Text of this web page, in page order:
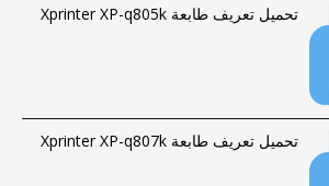
تحميل تعريف طابعة Xprinter XP-q805k
تحميل تعريف طابعة Xprinter XP-q807k